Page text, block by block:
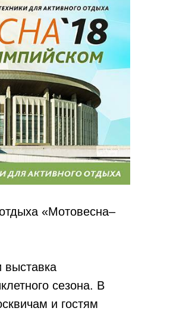
«Мотовесна–
выставка
сезона. В
и гостям